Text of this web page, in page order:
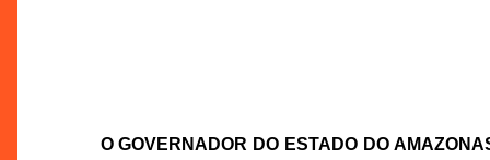
O GOVERNADOR DO ESTADO DO